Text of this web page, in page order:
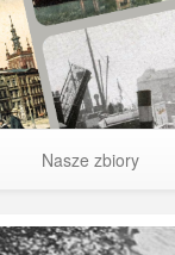
Nasze zbiory